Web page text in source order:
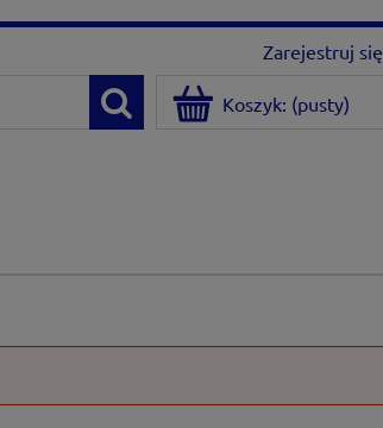
Zarejestruj się
Koszyk: (pusty)